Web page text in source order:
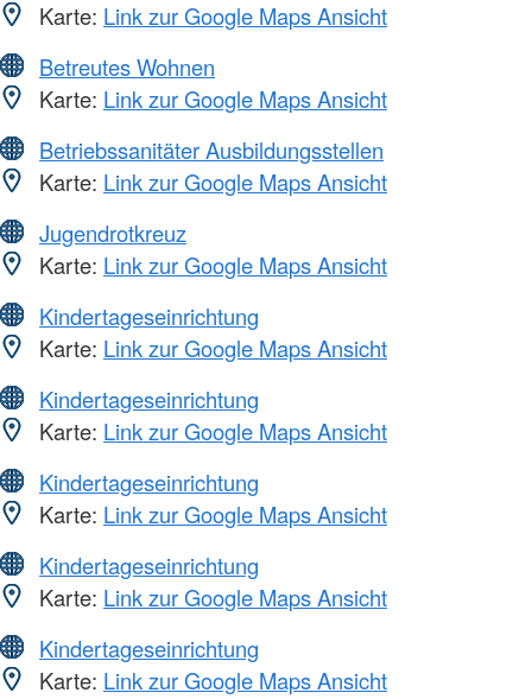
Karte: Link zur Google Maps Ansicht
Betreutes Wohnen
Karte: Link zur Google Maps Ansicht
Betriebssanitäter Ausbildungsstellen
Karte: Link zur Google Maps Ansicht
Jugendrotkreuz
Karte: Link zur Google Maps Ansicht
Kindertageseinrichtung
Karte: Link zur Google Maps Ansicht
Kindertageseinrichtung
Karte: Link zur Google Maps Ansicht
Kindertageseinrichtung
Karte: Link zur Google Maps Ansicht
Kindertageseinrichtung
Karte: Link zur Google Maps Ansicht
Kindertageseinrichtung
Karte: Link zur Google Maps Ansicht